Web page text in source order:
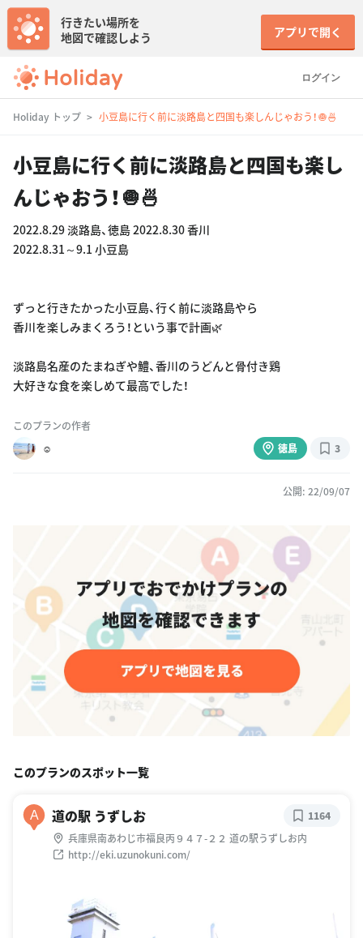
ログイン
行きたい場所を
地図で確認しよう
アプリで開く
Holiday トップ 小豆島に行く前に淡路島と四国も楽しんじゃおう！🧅🍜
小豆島に行く前に淡路島と四国も楽し
んじゃおう！🧅🍜
2022.8.29 淡路島、徳島 2022.8.30 香川
2022.8.31～9.1 小豆島
ずっと行きたかった小豆島、行く前に淡路島やら
香川を楽しみまくろう！という事で計画🌿
淡路島名産のたまねぎや鱧、香川のうどんと骨付き鶏
大好きな食を楽しめて最高でした！
このプランの作者
︎︎︎︎︎☺︎
徳島 3
公開: 22/09/07
このプランのスポット一覧
A 道の駅 うずしお
兵庫県南あわじ市福良丙９４７-２２ 道の駅うずしお内
http://eki.uzunokuni.com/
1164